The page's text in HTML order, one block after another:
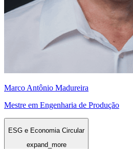
Marco Antônio Madureira
Mestre em Engenharia de Produção
ESG e Economia Circular
expand_more